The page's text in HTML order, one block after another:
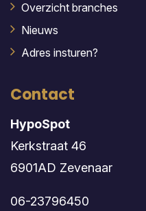
Overzicht branches
Nieuws
Adres insturen?
Contact
HypoSpot
Kerkstraat 46
6901AD Zevenaar
06-23796450